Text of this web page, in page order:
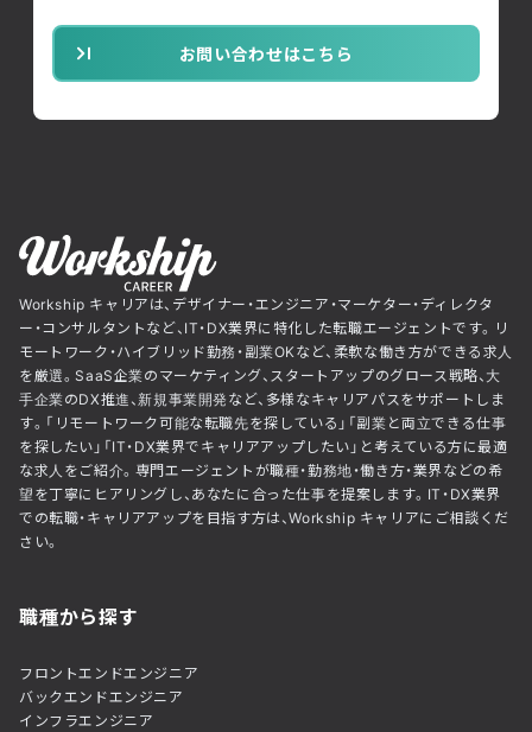
お問い合わせはこちら
Workship キャリアは、デザイナー・エンジニア・マーケター・ディレクタ
ー・コンサルタントなど、IT・DX業界に特化した転職エージェントです。リ
モートワーク・ハイブリッド勤務・副業OKなど、柔軟な働き方ができる求人
を厳選。SaaS企業のマーケティング、スタートアップのグロース戦略、大
手企業のDX推進、新規事業開発など、多様なキャリアパスをサポートしま
す。「リモートワーク可能な転職先を探している」「副業と両立できる仕事
を探したい」「IT・DX業界でキャリアアップしたい」と考えている方に最適
な求人をご紹介。専門エージェントが職種・勤務地・働き方・業界などの希
望を丁寧にヒアリングし、あなたに合った仕事を提案します。IT・DX業界
での転職・キャリアアップを目指す方は、Workship キャリアにご相談くだ
さい。
職種から探す
フロントエンドエンジニア
バックエンドエンジニア
インフラエンジニア